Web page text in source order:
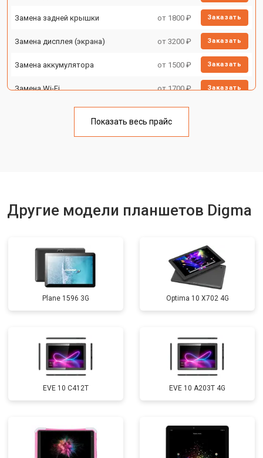
Замена задней крышки от 1800 ₽ Заказать
Замена дисплея (экрана) от 3200 ₽ Заказать
Замена аккумулятора от 1500 ₽ Заказать
Замена Wi-Fi от 1700 ₽ Заказать
от 1750 ₽
Показать весь прайс
Другие модели планшетов Digma
Plane 1596 3G Optima 10 X702 4G
EVE 10 C412T EVE 10 A203T 4G